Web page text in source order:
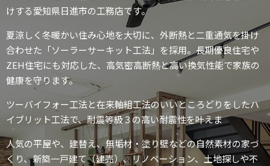
けする愛知県日進市の工務店です。
夏涼しく冬暖かい住み心地を大切に、外断熱と二重通気を掛け
合わせた「ソーラーサーキット工法」を採用。長期優良住宅や
ZEH住宅にも対応した、高気密高断熱と高い換気性能で家族の
健康を守ります。
ツーバイフォー工法と在来軸組工法のいいところどりをしたハ
イブリット工法で、耐震等級３の高い耐震性を叶えま
人気の平屋や、建替え、無垢材・塗り壁などの自然素材の家づ
くり、新築一戸建て（建売）、リノベーション、土地探しや不